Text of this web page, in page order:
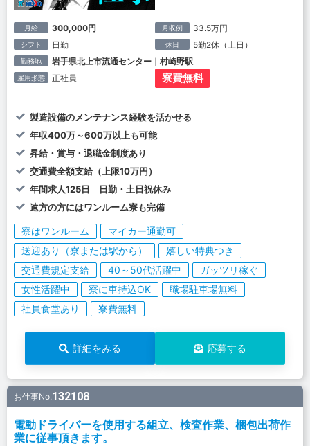
月給 300,000円 月収例 33.5万円
シフト 日勤 休日 5勤2休（土日）
勤務地 岩手県北上市流通センター｜村崎野駅
雇用形態 正社員 寮費無料
製造設備のメンテナンス経験を活かせる
年収400万～600万以上も可能
昇給・賞与・退職金制度あり
交通費全額支給（上限10万円）
年間求人125日 日勤・土日祝休み
遠方の方にはワンルーム寮も完備
寮はワンルーム
マイカー通勤可
送迎あり（寮または駅から）
嬉しい特典つき
交通費規定支給
40～50代活躍中
ガッツリ稼ぐ
女性活躍中
寮に車持込OK
職場駐車場無料
社員食堂あり
寮費無料
詳細をみる 応募する
お仕事No.132108
電動ドライバーを使用する組立、検査作業、梱包出荷作
業に従事頂きます。